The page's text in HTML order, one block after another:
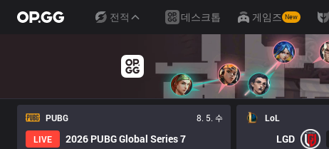
전적 데스크톱 게임즈 New
PUBG
8. 5. 수
LIVE
2026 PUBG Global Series 7
LoL
LGD